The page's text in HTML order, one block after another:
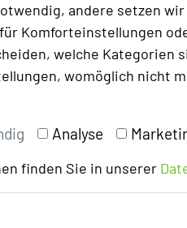
andere setzen
Komforteinstellungen
welche Kategorien
womöglich nicht
Analyse
finden Sie in unserer
Foto:
ins Grüne, modernster
Unterschied macht. Vom
Vorstandssitzung:
Rahmen.
regionale Kulinarik,
machen das Hotel